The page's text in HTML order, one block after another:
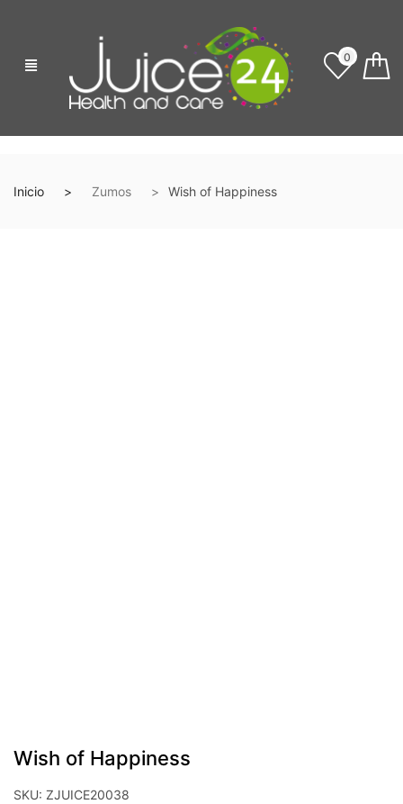
0
Inicio Zumos Wish of Happiness
Wish of Happiness
SKU: ZJUICE20038